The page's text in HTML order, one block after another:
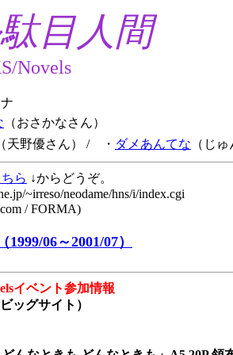
目人間
Novels
（おさかなさん）
（天野優さん） / ・ ダメあんてな （じ
ら ↓からどうぞ。
~irreso/neodame/hns/i/index.cgi
/ FORMA)
06～2001/07）
イベント参加情報
ッグサイト）